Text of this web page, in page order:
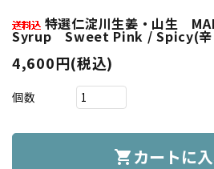
特選仁淀川生姜・山生
Syrup Sweet Pink / Spicy(辛
4,600円(税込)
個数
shopping_cart カートに